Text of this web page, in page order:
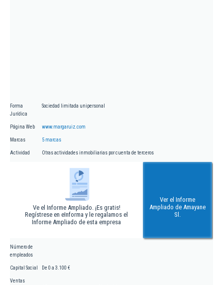
Forma
Jurídica
Sociedad limitada unipersonal
Página Web www.margaruiz.com
Marcas 5 marcas
Actividad Otras actividades inmobiliarias por cuenta de terceros
Ve el Informe Ampliado. ¡Es gratis!
Regístrese en eInforma y le regalamos el
Informe Ampliado de esta empresa
Ver el Informe
Ampliado de Amayane
Sl.
Número de
empleados
Capital Social De 0 a 3.100 €
Ventas